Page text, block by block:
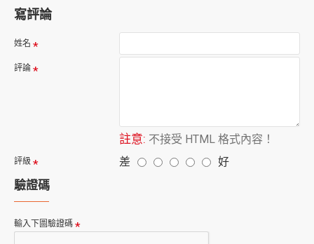
寫評論
姓名
評論
註意: 不接受 HTML 格式內容！
評級 差 好
驗證碼
輸入下圖驗證碼